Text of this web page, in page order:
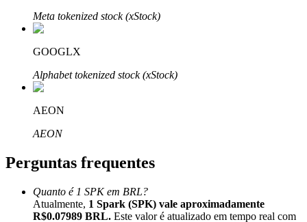
Afiliados Bitrue
Até 65% de comissões!
Meta tokenized stock (xStock)
GOOGLX
Alphabet tokenized stock (xStock)
AEON
AEON
Perguntas frequentes
Quanto é 1 SPK em BRL?
Atualmente, 1 Spark (SPK) vale aproximadamente
R$0.07989 BRL. Este valor é atualizado em tempo real com